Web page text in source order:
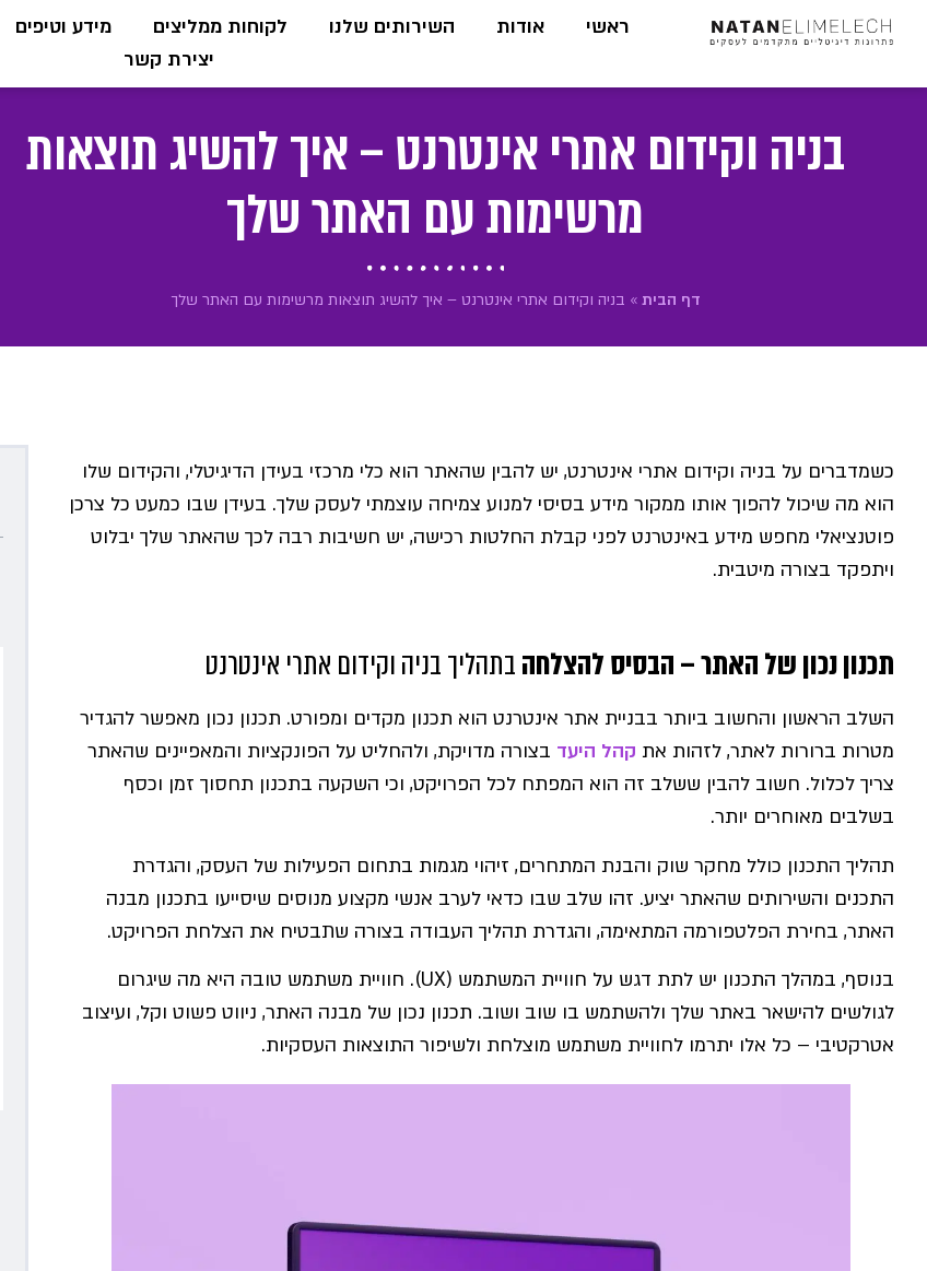
ראשי אודות השירותים שלנו לקוחות ממליצים מידע וטיפים
יצירת קשר
בניה וקידום אתרי אינטרנט – איך להשיג תוצאות
מרשימות עם האתר שלך
דף הבית » בניה וקידום אתרי אינטרנט – איך להשיג תוצאות מרשימות עם האתר שלך
כשמדברים על בניה וקידום אתרי אינטרנט, יש להבין שהאתר הוא כלי מרכזי בעידן הדיגיטלי, והקידום שלו
הוא מה שיכול להפוך אותו ממקור מידע בסיסי למנוע צמיחה עוצמתי לעסק שלך. בעידן שבו כמעט כל צרכן
פוטנציאלי מחפש מידע באינטרנט לפני קבלת החלטות רכישה, יש חשיבות רבה לכך שהאתר שלך יבלוט
ויתפקד בצורה מיטבית.
תכנון נכון של האתר – הבסיס להצלחהבתהליך בניה וקידום אתרי אינטרנט
השלב הראשון והחשוב ביותר בבניית אתר אינטרנט הוא תכנון מקדים ומפורט. תכנון נכון מאפשר להגדיר
מטרות ברורות לאתר, לזהות את קהל היעד בצורה מדויקת, ולהחליט על הפונקציות והמאפיינים שהאתר
צריך לכלול. חשוב להבין ששלב זה הוא המפתח לכל הפרויקט, וכי השקעה בתכנון תחסוך זמן וכסף
בשלבים מאוחרים יותר.
תהליך התכנון כולל מחקר שוק והבנת המתחרים, זיהוי מגמות בתחום הפעילות של העסק, והגדרת
התכנים והשירותים שהאתר יציע. זהו שלב שבו כדאי לערב אנשי מקצוע מנוסים שיסייעו בתכנון מבנה
האתר, בחירת הפלטפורמה המתאימה, והגדרת תהליך העבודה בצורה שתבטיח את הצלחת הפרויקט.
בנוסף, במהלך התכנון יש לתת דגש על חוויית המשתמש (UX). חוויית משתמש טובה היא מה שיגרום
לגולשים להישאר באתר שלך ולהשתמש בו שוב ושוב. תכנון נכון של מבנה האתר, ניווט פשוט וקל, ועיצוב
אטרקטיבי – כל אלו יתרמו לחוויית משתמש מוצלחת ולשיפור התוצאות העסקיות.